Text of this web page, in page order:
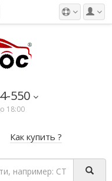
550
18:00
Как купить ?